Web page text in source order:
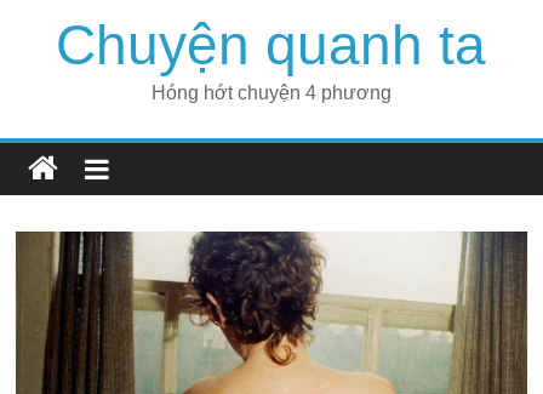
Chuyện quanh ta
Hóng hớt chuyện 4 phương